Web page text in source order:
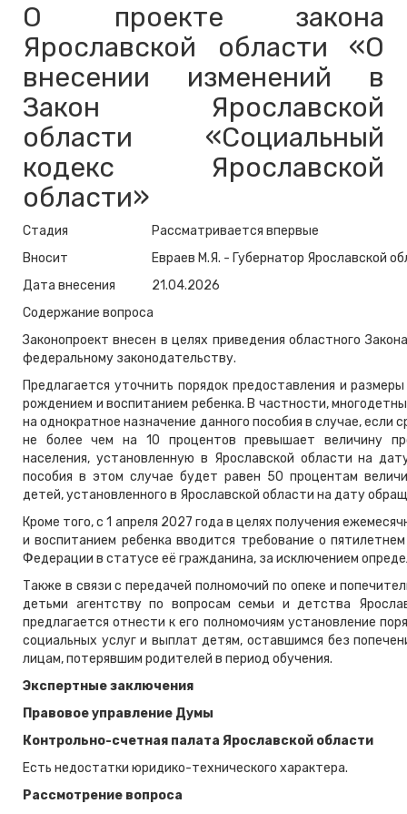
О проекте закона
Ярославской области «О
внесении изменений в
Закон Ярославской
области «Социальный
кодекс Ярославской
области»
Стадия
Рассматривается впервые
Вносит
Евраев М.Я. - Губернатор Ярославской
Дата внесения
21.04.2026
Содержание вопроса
Законопроект внесен в целях приведения областного
федеральному законодательству.
Предлагается уточнить порядок предоставления и
рождением и воспитанием ребенка. В частности,
на однократное назначение данного пособия в случае, если
не более чем на 10 процентов превышает величину
населения, установленную в Ярославской области на
пособия в этом случае будет равен 50 процентам
детей, установленного в Ярославской области на дату
Кроме того, с 1 апреля 2027 года в целях получения
и воспитанием ребенка вводится требование о
Федерации в статусе её гражданина, за исключением
Также в связи с передачей полномочий по опеке и
детьми агентству по вопросам семьи и детства
предлагается отнести к его полномочиям установление
социальных услуг и выплат детям, оставшимся без
лицам, потерявшим родителей в период обучения.
Экспертные заключения
Правовое управление Думы
Контрольно-счетная палата Ярославской области
Есть недостатки юридико-технического характера.
Рассмотрение вопроса